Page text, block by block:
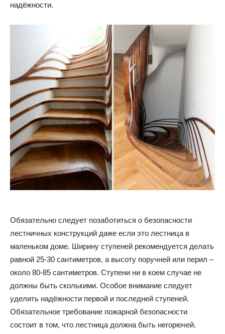
надёжности.
Обязательно следует позаботиться о безопасности
лестничных конструкций даже если это лестница в
маленьком доме. Ширину ступеней рекомендуется делать
равной 25-30 сантиметров, а высоту поручней или перил –
около 80-85 сантиметров. Ступени ни в коем случае не
должны быть сколькими. Особое внимание следует
уделить надёжности первой и последней ступеней.
Обязательное требование пожарной безопасности
состоит в том, что лестница должна быть негорючей.